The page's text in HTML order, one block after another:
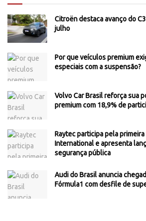
Citroën destaca avanço do
julho
Por que veículos premium
especiais com a suspensão?
Volvo Car Brasil reforça sua
premium com 18,9% de
Raytec participa pela primeira
International e apresenta
segurança pública
Audi do Brasil anuncia
Fórmula1 com desfile de